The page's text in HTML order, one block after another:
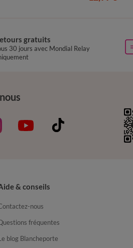
gratuits
30 jours avec Mondial Relay
& conseils
nous
fréquentes
blog Blancheporte